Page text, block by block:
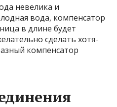
невелика и
вода, компенсатор
в длине будет
сделать хотя-
компенсатор